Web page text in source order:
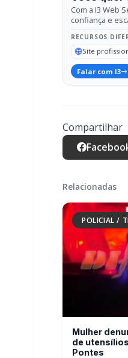
Compartilhar
Relacionadas
POLICIAL /
Mulher
de
Pontes
POLICIAL /